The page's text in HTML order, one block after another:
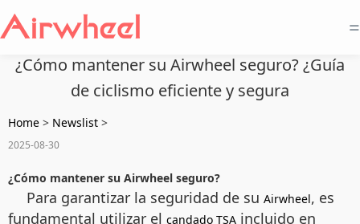
=
¿Cómo mantener su Airwheel seguro? ¿Guía
de ciclismo eficiente y segura
Home > Newslist >
2025-08-30
¿Cómo mantener su Airwheel seguro?
Para garantizar la seguridad de su Airwheel, es
fundamental utilizar el candado TSA incluido en